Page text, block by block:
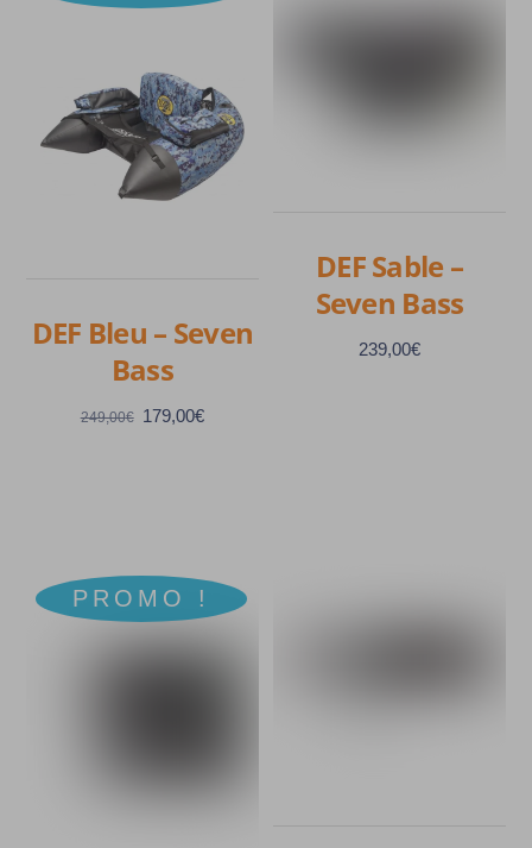
DEF Bleu – Seven
Bass
249,00€ Le
179,00€Le
DEF Sable –
Seven Bass
239,00€
PROMO !